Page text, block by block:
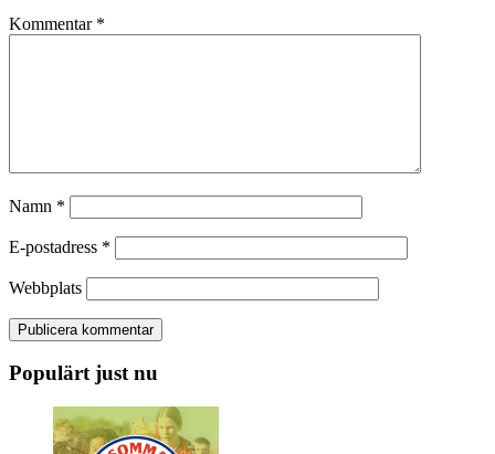
Kommentar *
Namn *
E-postadress *
Webbplats
Populärt just nu